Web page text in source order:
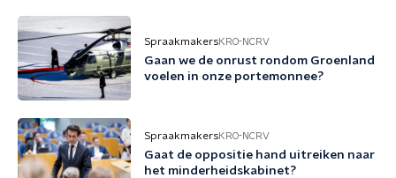
SpraakmakersKRO-NCRV
Gaan we de onrust rondom Groenland
voelen in onze portemonnee?
SpraakmakersKRO-NCRV
Gaat de oppositie hand uitreiken naar
het minderheidskabinet?